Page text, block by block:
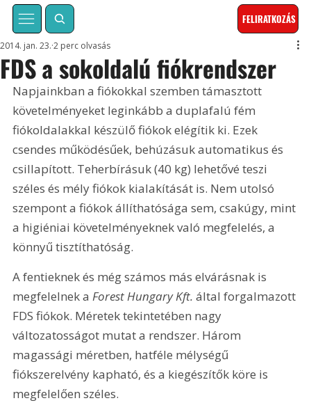
FELIRATKOZÁS
FDS a sokoldalú fiókrendszer
2014. jan. 23. 2 perc olvasás
Napjainkban a fiókokkal szemben támasztott
követelményeket leginkább a duplafalú fém
fiókoldalakkal készülő fiókok elégítik ki. Ezek
csendes működésűek, behúzásuk automatikus és
csillapított. Teherbírásuk (40 kg) lehetővé teszi
széles és mély fiókok kialakítását is. Nem utolsó
szempont a fiókok állíthatósága sem, csakúgy, mint
a higiéniai követelményeknek való megfelelés, a
könnyű tisztíthatóság.
A fentieknek és még számos más elvárásnak is
megfelelnek a Forest Hungary Kft. által forgalmazott
FDS fiókok. Méretek tekintetében nagy
változatosságot mutat a rendszer. Három
magassági méretben, hatféle mélységű
fiókszerelvény kapható, és a kiegészítők köre is
megfelelően széles.